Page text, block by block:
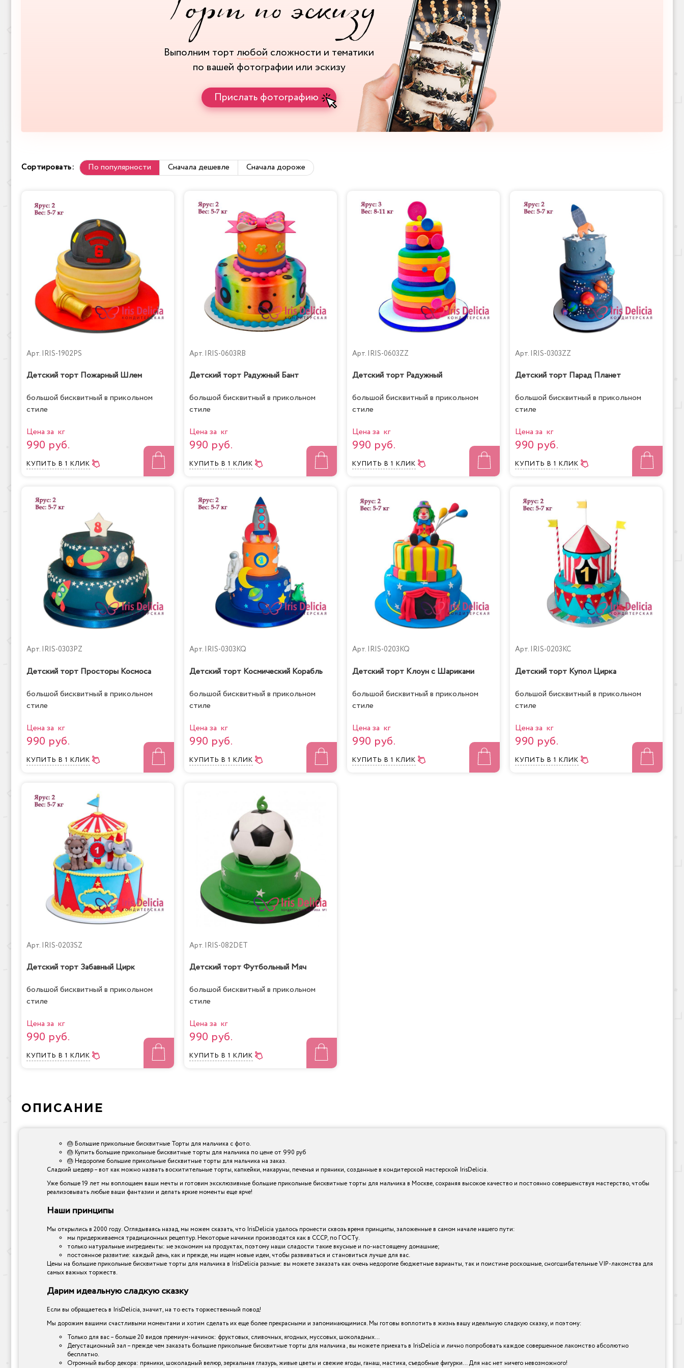
Выполним торт любой сложности и тематики
по вашей фотографии или эскизу
Прислать фотографию
Сортировать: По популярности Сначала дешевле Сначала дороже
Арт. IRIS-1902PS
Детский торт Пожарный Шлем
большой бисквитный в прикольном
стиле
Цена за кг
990 руб.
КУПИТЬ В 1 КЛИК
Арт. IRIS-0603RB
Детский торт Радужный Бант
большой бисквитный в прикольном
стиле
Цена за кг
990 руб.
КУПИТЬ В 1 КЛИК
Арт. IRIS-0603ZZ
Детский торт Радужный
большой бисквитный в прикольном
стиле
Цена за кг
990 руб.
КУПИТЬ В 1 КЛИК
Арт. IRIS-0303ZZ
Детский торт Парад Планет
большой бисквитный в прикольном
стиле
Цена за кг
990 руб.
КУПИТЬ В 1 КЛИК
Арт. IRIS-0303PZ
Детский торт Просторы Космоса
большой бисквитный в прикольном
стиле
Цена за кг
990 руб.
КУПИТЬ В 1 КЛИК
Арт. IRIS-0303KQ
Детский торт Космический Корабль
большой бисквитный в прикольном
стиле
Цена за кг
990 руб.
КУПИТЬ В 1 КЛИК
Арт. IRIS-0203KQ
Детский торт Клоун с Шариками
большой бисквитный в прикольном
стиле
Цена за кг
990 руб.
КУПИТЬ В 1 КЛИК
Арт. IRIS-0203KC
Детский торт Купол Цирка
большой бисквитный в прикольном
стиле
Цена за кг
990 руб.
КУПИТЬ В 1 КЛИК
Арт. IRIS-0203SZ
Детский торт Забавный Цирк
большой бисквитный в прикольном
стиле
Цена за кг
990 руб.
КУПИТЬ В 1 КЛИК
Арт. IRIS-082DET
Детский торт Футбольный Мяч
большой бисквитный в прикольном
стиле
Цена за кг
990 руб.
КУПИТЬ В 1 КЛИК
ОПИСАНИЕ
🎂 Большие прикольные бисквитные Торты для мальчика с фото.
🎂 Купить большие прикольные бисквитные торты для мальчика по цене от 990 руб
🎂 Недорогие большие прикольные бисквитные торты для мальчика на заказ.
Сладкий шедевр – вот как можно назвать восхитительные торты, капкейки, макаруны, печенья и пряники, созданные в кондитерской мастерской IrisDelicia.
Уже больше 19 лет мы воплощаем ваши мечты и готовим эксклюзивные большие прикольные бисквитные торты для мальчика в Москве, сохраняя высокое качество и постоянно совершенствуя мастерство, чтобы
реализовывать любые ваши фантазии и делать яркие моменты еще ярче!
Наши принципы
Мы открылись в 2000 году. Оглядываясь назад, мы можем сказать, что IrisDelicia удалось пронести сквозь время принципы, заложенные в самом начале нашего пути:
мы придерживаемся традиционных рецептур. Некоторые начинки производятся как в СССР, по ГОСТу.
только натуральные ингредиенты: не экономим на продуктах, поэтому наши сладости такие вкусные и по-настоящему домашние;
постоянное развитие: каждый день, как и прежде, мы ищем новые идеи, чтобы развиваться и становиться лучше для вас.
Цены на большие прикольные бисквитные торты для мальчика в IrisDelicia разные: вы можете заказать как очень недорогие бюджетные варианты, так и поистине роскошные, сногсшибательные VIP-лакомства для
самых важных торжеств.
Дарим идеальную сладкую сказку
Если вы обращаетесь в IrisDelicia, значит, на то есть торжественный повод!
Мы дорожим вашими счастливыми моментами и хотим сделать их еще более прекрасными и запоминающимися. Мы готовы воплотить в жизнь вашу идеальную сладкую сказку, и поэтому:
Только для вас – больше 20 видов премиум-начинок: фруктовых, сливочных, ягодных, муссовых, шоколадных…
Дегустационный зал – прежде чем заказать большие прикольные бисквитные торты для мальчика , вы можете приехать в IrisDelicia и лично попробовать каждое совершенное лакомство абсолютно
бесплатно.
Огромный выбор декора: пряники, шоколадный велюр, зеркальная глазурь, живые цветы и свежие ягоды, ганаш, мастика, съедобные фигурки… Для нас нет ничего невозможного!